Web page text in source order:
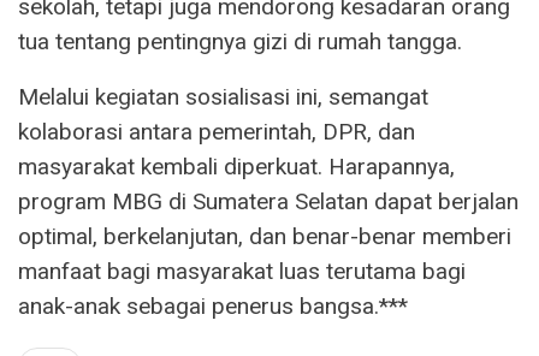
sekolah, tetapi juga mendorong kesadaran orang
tua tentang pentingnya gizi di rumah tangga.
Melalui kegiatan sosialisasi ini, semangat
kolaborasi antara pemerintah, DPR, dan
masyarakat kembali diperkuat. Harapannya,
program MBG di Sumatera Selatan dapat berjalan
optimal, berkelanjutan, dan benar-benar memberi
manfaat bagi masyarakat luas terutama bagi
anak-anak sebagai penerus bangsa.***